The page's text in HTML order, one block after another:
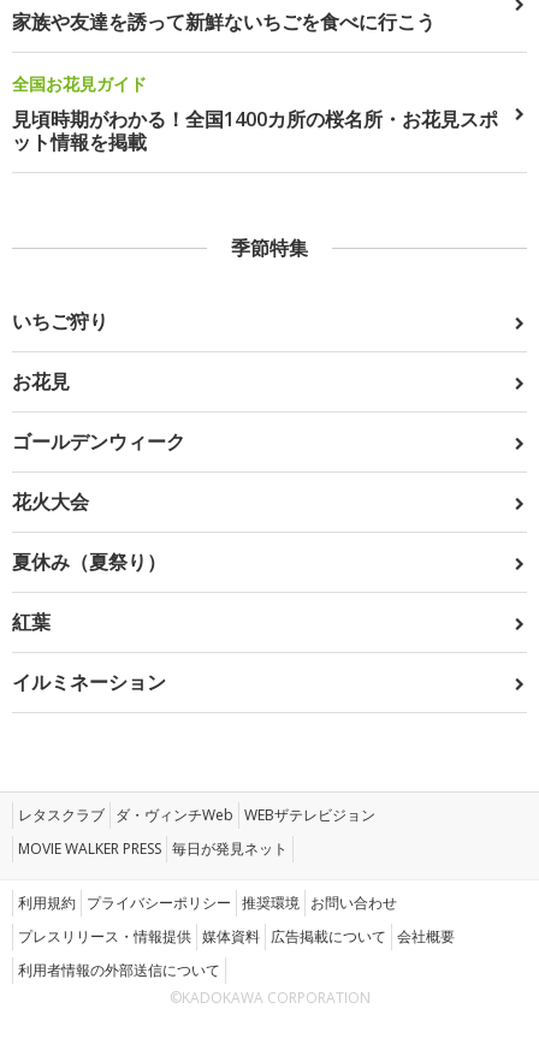
家族や友達を誘って新鮮ないちごを食べに行こう
全国お花見ガイド
見頃時期がわかる！全国1400カ所の桜名所・お花見スポ
ット情報を掲載
季節特集
いちご狩り
お花見
ゴールデンウィーク
花火大会
夏休み（夏祭り）
紅葉
イルミネーション
レタスクラブ ダ・ヴィンチWeb WEBザテレビジョン
MOVIE WALKER PRESS 毎日が発見ネット
利用規約 プライバシーポリシー 推奨環境 お問い合わせ
プレスリリース・情報提供 媒体資料 広告掲載について 会社概要
利用者情報の外部送信について
©KADOKAWA CORPORATION